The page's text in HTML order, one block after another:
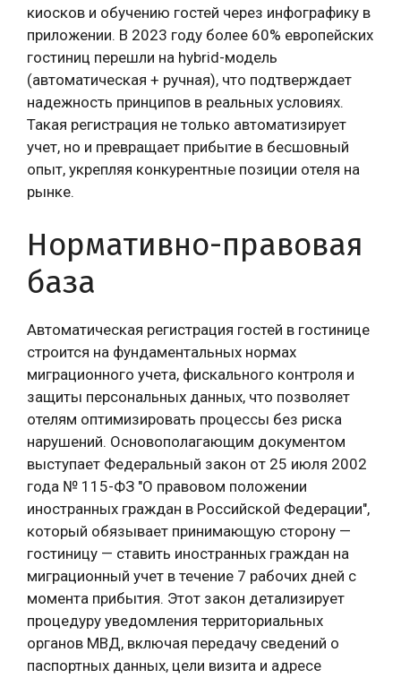
киосков и обучению гостей через инфографику в
приложении. В 2023 году более 60% европейских
гостиниц перешли на hybrid-модель
(автоматическая + ручная), что подтверждает
надежность принципов в реальных условиях.
Такая регистрация не только автоматизирует
учет, но и превращает прибытие в бесшовный
опыт, укрепляя конкурентные позиции отеля на
рынке.
Нормативно-правовая
база
Автоматическая регистрация гостей в гостинице
строится на фундаментальных нормах
миграционного учета, фискального контроля и
защиты персональных данных, что позволяет
отелям оптимизировать процессы без риска
нарушений. Основополагающим документом
выступает Федеральный закон от 25 июля 2002
года № 115-ФЗ "О правовом положении
иностранных граждан в Российской Федерации",
который обязывает принимающую сторону —
гостиницу — ставить иностранных граждан на
миграционный учет в течение 7 рабочих дней с
момента прибытия. Этот закон детализирует
процедуру уведомления территориальных
органов МВД, включая передачу сведений о
паспортных данных, цели визита и адресе